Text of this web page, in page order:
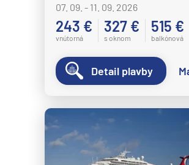
Cunard Line
Queen Anne
Queen Mary 2
Queen Victoria
Disney Cruise Line
Disney Adventure
Disney Destiny
07. 09. - 11. 09. 2026
243 €
vnútorná
327 €
s oknom
515 €
balkónová
Detail plavby